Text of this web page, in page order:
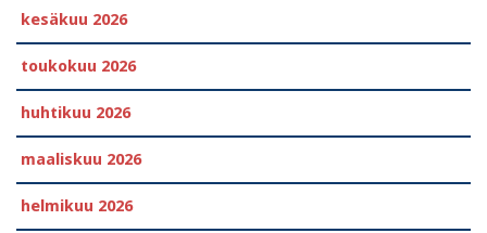
kesäkuu 2026
toukokuu 2026
huhtikuu 2026
maaliskuu 2026
helmikuu 2026